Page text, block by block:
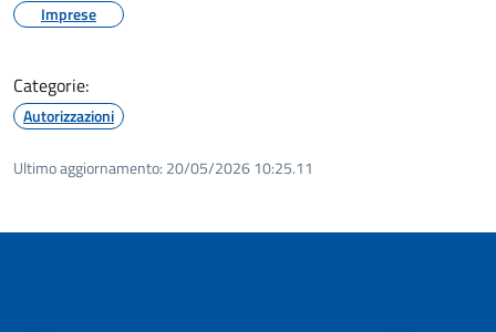
Imprese
Categorie:
Autorizzazioni
Ultimo aggiornamento: 20/05/2026 10:25.11